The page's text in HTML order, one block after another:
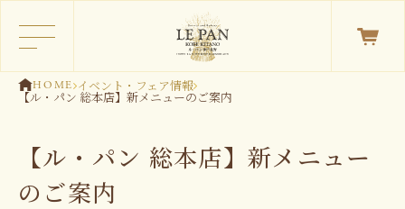
HOME イベント・フェア情報
【ル・パン 総本店】新メニューのご案内
【ル・パン 総本店】新メニュー
のご案内